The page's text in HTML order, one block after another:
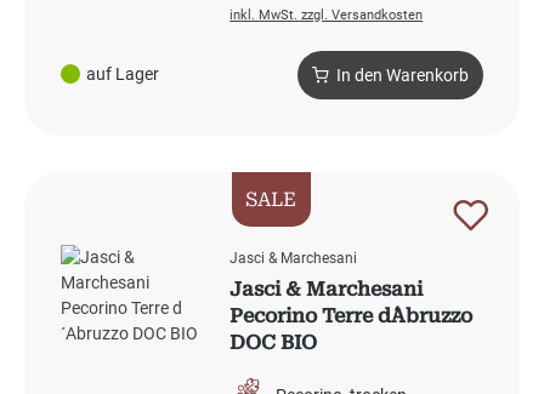
auf Lager
inkl. MwSt. zzgl. Versandkosten
In den Warenkorb
SALE
Jasci & Marchesani
Jasci & Marchesani
Pecorino Terre d´Abruzzo
DOC BIO